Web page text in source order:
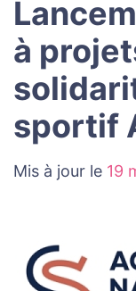
à
sportif
Mis à jour le 19